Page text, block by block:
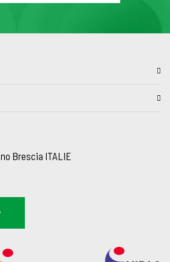
Brescia ITALIE